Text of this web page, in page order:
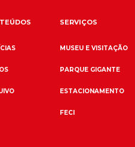
SERVIÇOS
MUSEU E VISITAÇÃO
PARQUE GIGANTE
ESTACIONAMENTO
FECI